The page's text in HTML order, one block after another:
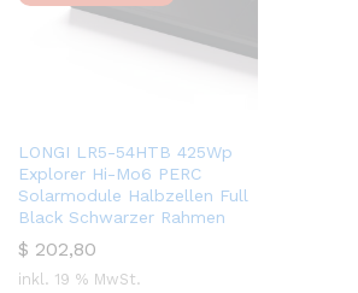
LONGI LR5-54HTB 425Wp
Explorer Hi-Mo6 PERC
Solarmodule Halbzellen Full
Black Schwarzer Rahmen
$ 202,80
inkl. 19 % MwSt.